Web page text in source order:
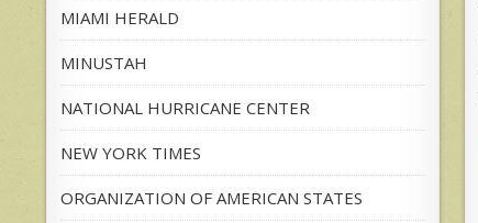
MIAMI HERALD
MINUSTAH
NATIONAL HURRICANE CENTER
NEW YORK TIMES
ORGANIZATION OF AMERICAN STATES